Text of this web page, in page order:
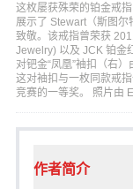
这枚屡获殊荣的铂金戒
展示了 Stewart（斯图尔
致敬。该戒指曾荣获
Jewelry) 以及 JCK 铂金
对钯金“凤凰”袖扣（右
这对袖扣与一枚同款戒
竞赛的一等奖。 照片由
作者简介